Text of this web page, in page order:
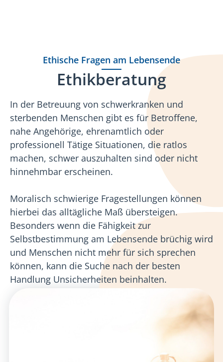
Ethische Fragen am Lebensende
Ethikberatung
In der Betreuung von schwerkranken und
sterbenden Menschen gibt es für Betroffene,
nahe Angehörige, ehrenamtlich oder
professionell Tätige Situationen, die ratlos
machen, schwer auszuhalten sind oder nicht
hinnehmbar erscheinen.
Moralisch schwierige Fragestellungen können
hierbei das alltägliche Maß übersteigen.
Besonders wenn die Fähigkeit zur
Selbstbestimmung am Lebensende brüchig wird
und Menschen nicht mehr für sich sprechen
können, kann die Suche nach der besten
Handlung Unsicherheiten beinhalten.